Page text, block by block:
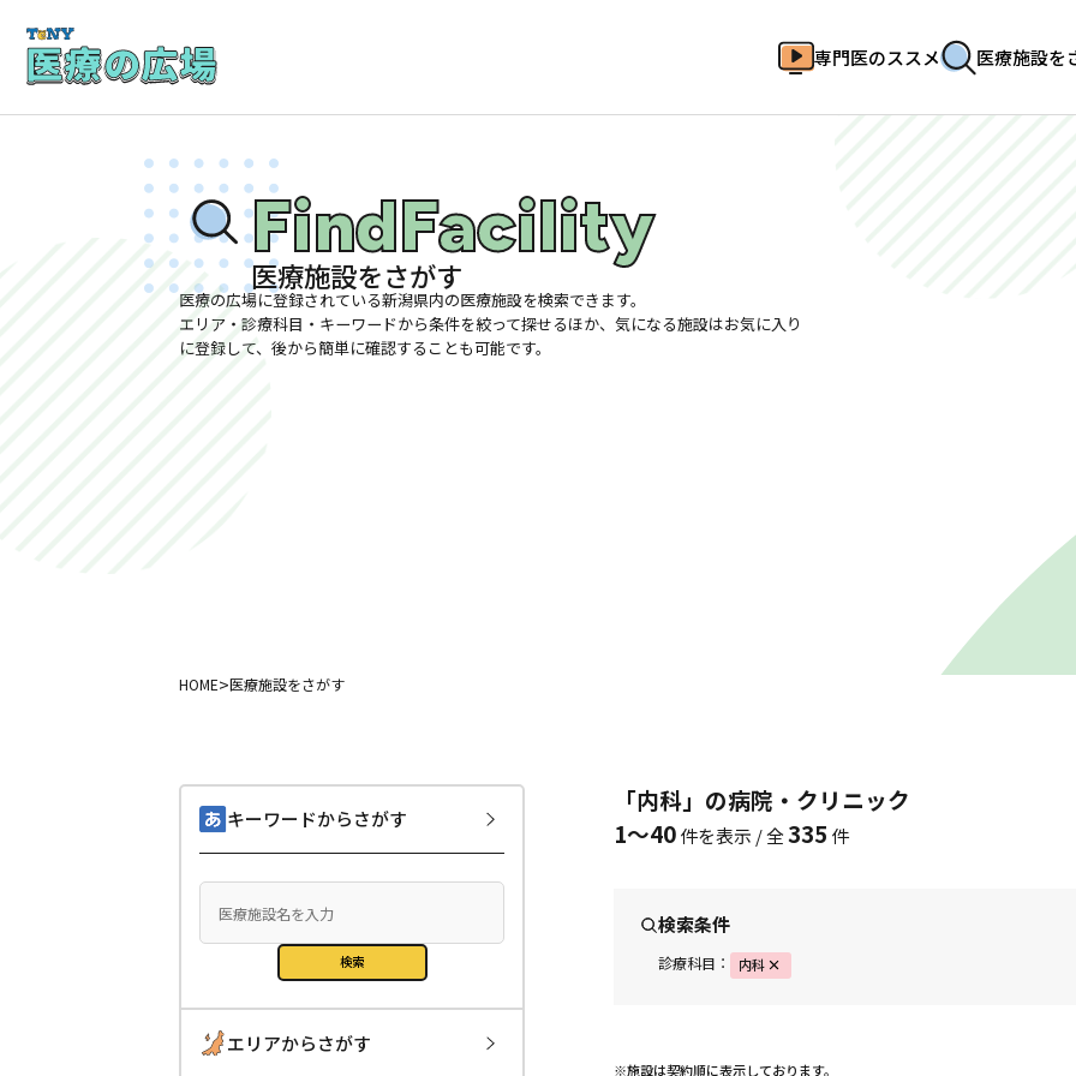
専門医のススメ 医療施設を
HOME>医療施設をさがす
FindFacility
医療施設をさがす
医療の広場に登録されている新潟県内の医療施設を検索できます。
エリア・診療科目・キーワードから条件を絞って探せるほか、気になる施設はお気に入り
に登録して、後から簡単に確認することも可能です。
キーワードからさがす
検索
エリアからさがす
「内科」の病院・クリニック
1〜40件を表示 / 全335 件
検索条件
診療科目： 内科
※施設は契約順に表示しております。